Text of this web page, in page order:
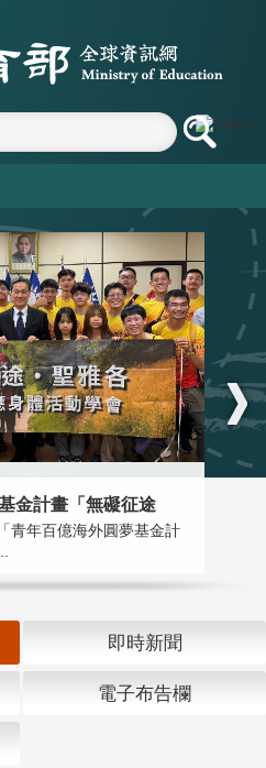
金計畫「無礙征途
青年百億海外圓夢基金計
即時新聞
電子布告欄